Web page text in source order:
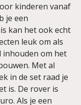
kinderen vanaf
je een
kan het ook echt
leuk om als
inhouden om het
Met al
in de set raad je
is. De rover is
Als je een